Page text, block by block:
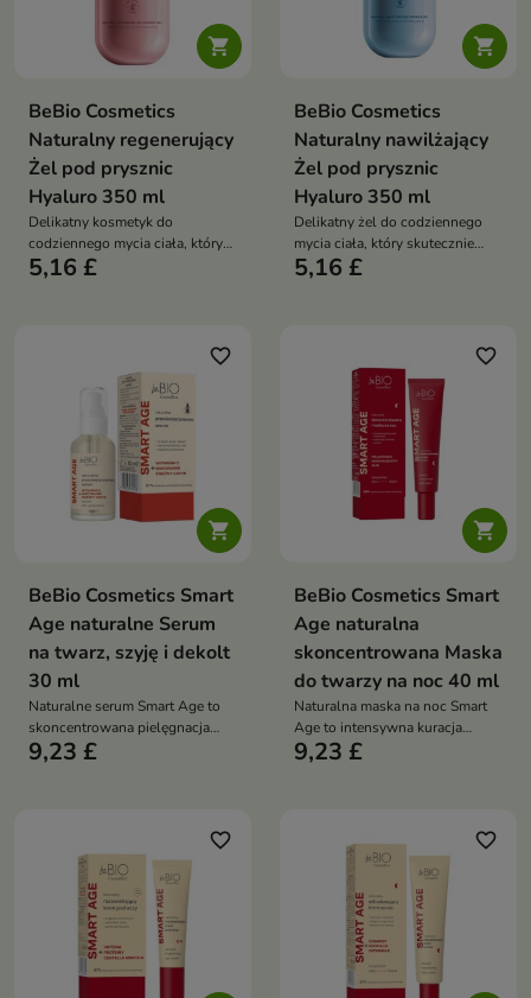

BeBio Cosmetics
Naturalny regenerujący
Żel pod prysznic
Hyaluro 350 ml
Delikatny kosmetyk do
codziennego mycia ciała, który
skutecznie oczyszcza skórę i
5,16 £

BeBio Cosmetics
Naturalny nawilżający
Żel pod prysznic
Hyaluro 350 ml
Delikatny żel do codziennego
mycia ciała, który skutecznie
oczyszcza skórę, jednocześnie
5,16 £

favorite_border
BeBio Cosmetics Smart
Age naturalne Serum
na twarz, szyję i dekolt
30 ml
Naturalne serum Smart Age to
skoncentrowana pielęgnacja
anti-aging, która wygładza
9,23 £

favorite_border
BeBio Cosmetics Smart
Age naturalna
skoncentrowana Maska
do twarzy na noc 40 ml
Naturalna maska na noc Smart
Age to intensywna kuracja
przeciwstarzeniowa, która
9,23 £
favorite_border favorite_border